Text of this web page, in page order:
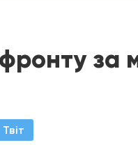
за
Твiт